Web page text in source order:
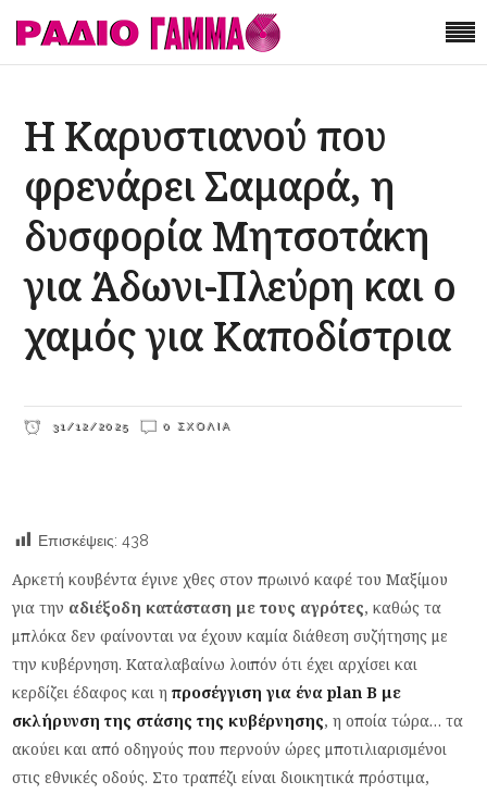
Η Καρυστιανού που
φρενάρει Σαμαρά, η
δυσφορία Μητσοτάκη
για Άδωνι-Πλεύρη και ο
χαμός για Καποδίστρια
31/12/2025 0 ΣΧΌΛΙΑ
Επισκέψεις: 438
Αρκετή κουβέντα έγινε χθες στον πρωινό καφέ του Μαξίμου
για την αδιέξοδη κατάσταση με τους αγρότες, καθώς τα
μπλόκα δεν φαίνονται να έχουν καμία διάθεση συζήτησης με
την κυβέρνηση. Καταλαβαίνω λοιπόν ότι έχει αρχίσει και
κερδίζει έδαφος και ηπροσέγγιση για ένα plan B με
σκλήρυνση της στάσης της κυβέρνησης, η οποία τώρα… τα
ακούει και από οδηγούς που περνούν ώρες μποτιλιαρισμένοι
στις εθνικές οδούς. Στο τραπέζι είναι διοικητικά πρόστιμα,